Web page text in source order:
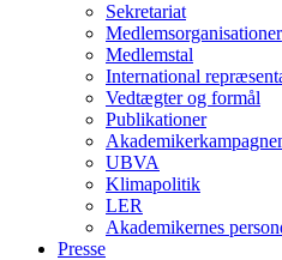
Sekretariat
Medlemsorganisationer
Medlemstal
International
Vedtægter og formål
Publikationer
UBVA
Klimapolitik
LER
Akademikernes
Presse